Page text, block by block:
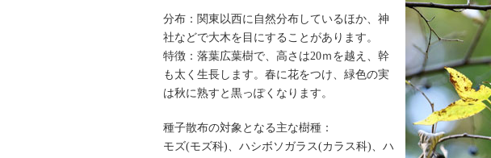
分布：関東以西に自然分布しているほか、神
社などで大木を目にすることがあります。
特徴：落葉広葉樹で、高さは20ｍを越え、幹
も太く生長します。春に花をつけ、緑色の実
は秋に熟すと黒っぽくなります。
種子散布の対象となる主な樹種：
モズ(モズ科)、ハシボソガラス(カラス科)、ハ